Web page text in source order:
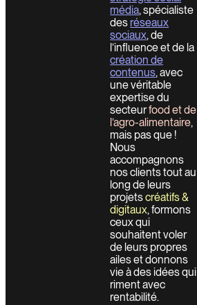
média, spécialiste
des réseaux
sociaux, de
l’influence et de la
création de
contenus, avec
une véritable
expertise du
secteurfood et de
l’agro-alimentaire,
mais pas que !
Nous
accompagnons
nos clients tout au
long de leurs
projetscréatifs &
digitaux, formons
ceux qui
souhaitent voler
de leurs propres
ailes et donnons
vie à des idées qui
riment avec
rentabilité.